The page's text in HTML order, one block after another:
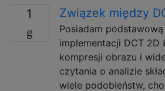
1 Związek między
Posiadam
implementacji DCT
kompresji obrazu i
czytania o analizie
wiele podobieństw,